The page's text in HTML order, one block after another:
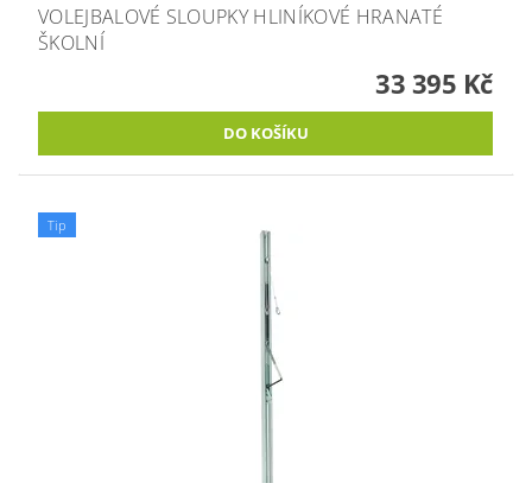
VOLEJBALOVÉ SLOUPKY HLINÍKOVÉ HRANATÉ
ŠKOLNÍ
33 395 Kč
Tip